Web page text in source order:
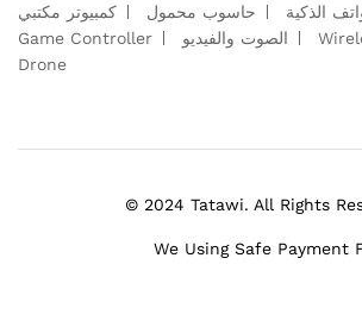
كمبيوتر مكتبي
حاسوب محمول الذكية
Game Controller
الصوت والفيديو
Drone
© 2024 Tatawi. All Rights
We Using Safe Payment